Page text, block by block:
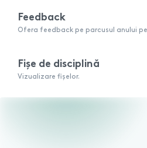
Feedback
Ofera feedback pe parcusul anului
Fișe de disciplină
Vizualizare fișelor.